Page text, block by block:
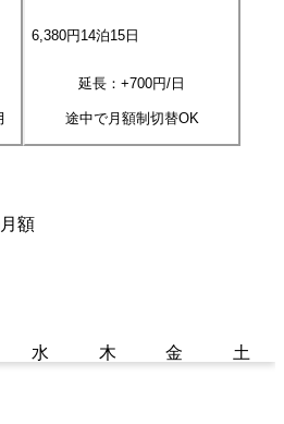
6,380円14泊15日
延長：+700円/日
途中で月額制切替OK
月額
水 木 金 土